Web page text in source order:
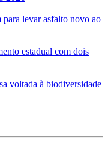
levar asfalto novo ao
estadual com dois
voltada à biodiversidade